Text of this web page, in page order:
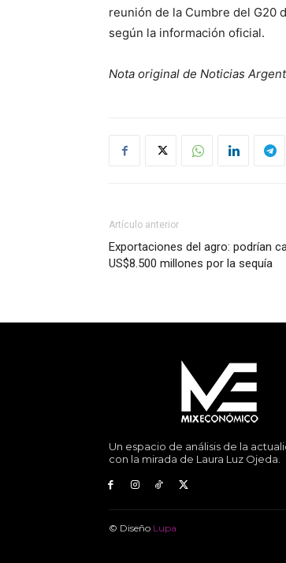
reunión de la Cumbre del G20
según la información oficial.
Nota original de Noticias
Artículo anterior
Exportaciones del agro: podrían
US$8.500 millones por la sequía
Un espacio de análisis de la
con la mirada de Laura Luz Ojeda.
© Diseño Lupa